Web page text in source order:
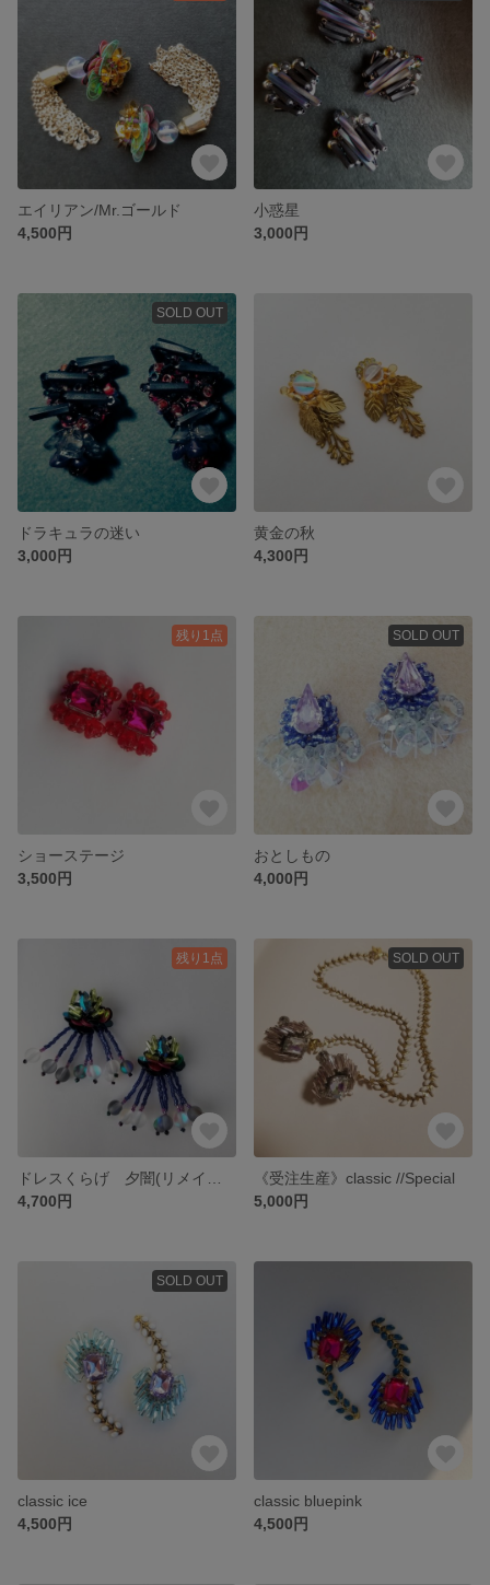
エイリアン/Mr.ゴールド
4,500円
小惑星
3,000円
SOLD OUT
ドラキュラの迷い
3,000円
黄金の秋
4,300円
残り1点
ショーステージ
3,500円
SOLD OUT
おとしもの
4,000円
残り1点
4,700円
SOLD OUT
《受注生産》classic //Special
5,000円
SOLD OUT
classic ice
4,500円
classic bluepink
4,500円